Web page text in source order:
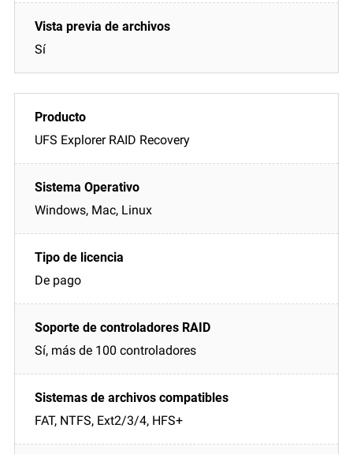
Sí
UFS Explorer RAID Recovery
Windows, Mac, Linux
De pago
Sí, más de 100 controladores
FAT, NTFS, Ext2/3/4, HFS+